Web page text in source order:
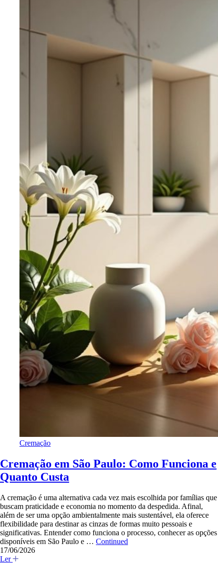
Cremação
Cremação em São Paulo: Como Funciona e
Quanto Custa
A cremação é uma alternativa cada vez mais escolhida por famílias que
buscam praticidade e economia no momento da despedida. Afinal,
além de ser uma opção ambientalmente mais sustentável, ela oferece
flexibilidade para destinar as cinzas de formas muito pessoais e
significativas. Entender como funciona o processo, conhecer as opções
disponíveis em São Paulo e … Continued
17/06/2026
Ler